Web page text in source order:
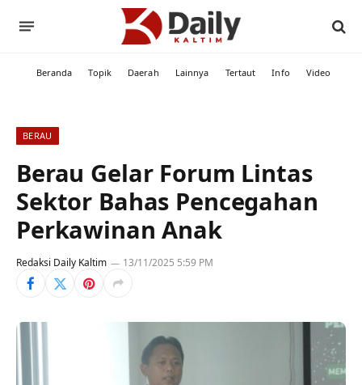
Beranda Topik Daerah Lainnya Tertaut Info Video
BERAU
Berau Gelar Forum Lintas
Sektor Bahas Pencegahan
Perkawinan Anak
Redaksi Daily Kaltim 13/11/2025 5:59 PM